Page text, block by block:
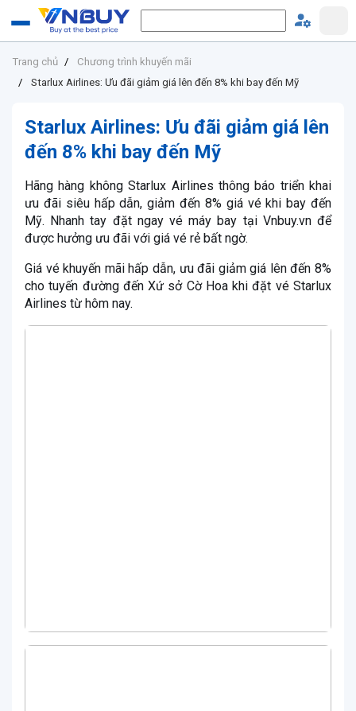
Trang chủ
Chương trình khuyến mãi
Starlux Airlines: Ưu đãi giảm giá lên đến 8% khi bay đến Mỹ
Starlux Airlines: Ưu đãi giảm giá lên
đến 8% khi bay đến Mỹ
Hãng hàng không Starlux Airlines thông báo triển khai
ưu đãi siêu hấp dẫn, giảm đến 8% giá vé khi bay đến
Mỹ. Nhanh tay đặt ngay vé máy bay tại Vnbuy.vn để
được hưởng ưu đãi với giá vé rẻ bất ngờ.
Giá vé khuyến mãi hấp dẫn, ưu đãi giảm giá lên đến 8%
cho tuyến đường đến Xứ sở Cờ Hoa khi đặt vé Starlux
Airlines từ hôm nay.